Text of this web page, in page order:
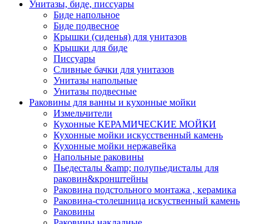
Унитазы, биде, писсуары
Биде напольное
Биде подвесное
Крышки (сиденья) для унитазов
Крышки для биде
Писсуары
Сливные бачки для унитазов
Унитазы напольные
Унитазы подвесные
Раковины для ванны и кухонные мойки
Измельчители
Кухонные КЕРАМИЧЕСКИЕ МОЙКИ
Кухонные мойки искусственный камень
Кухонные мойки нержавейка
Напольные раковины
Пьедесталы &amp; полупьедисталы для
раковин&кронштейны
Раковина подстольного монтажа , керамика
Раковина-столешница искуственный камень
Раковины